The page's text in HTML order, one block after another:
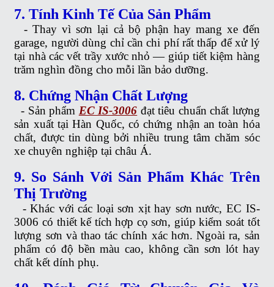
7. Tính Kinh Tế Của Sản Phẩm
-Thay vì sơn lại cả bộ phận hay mang xe đến
garage, người dùng chỉ cần chi phí rất thấp để xử lý
tại nhà các vết trầy xước nhỏ — giúp tiết kiệm hàng
trăm nghìn đồng cho mỗi lần bảo dưỡng.
8. Chứng Nhận Chất Lượng
- Sản phẩm EC IS-3006 đạt tiêu chuẩn chất lượng
sản xuất tại Hàn Quốc, có chứng nhận an toàn hóa
chất, được tin dùng bởi nhiều trung tâm chăm sóc
xe chuyên nghiệp tại châu Á.
9. So Sánh Với Sản Phẩm Khác Trên
Thị Trường
-Khác với các loại sơn xịt hay sơn nước, EC IS-
3006 có thiết kế tích hợp cọ sơn, giúp kiểm soát tốt
lượng sơn và thao tác chính xác hơn. Ngoài ra, sản
phẩm có độ bền màu cao, không cần sơn lót hay
chất kết dính phụ.